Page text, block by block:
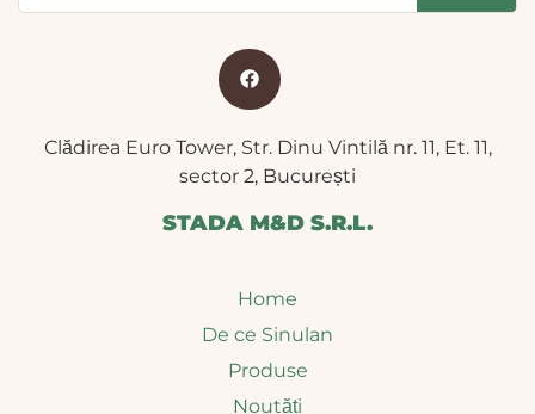
Clădirea Euro Tower, Str. Dinu Vintilă nr. 11, Et. 11,
sector 2, București
STADA M&D S.R.L.
Home
De ce Sinulan
Produse
Noutăți